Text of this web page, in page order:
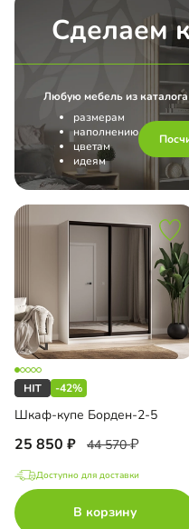
Сделаем
Любую мебель из
размерам
наполнению
цветам
идеям
-42%
Шкаф-купе Борден-2-5
25 850 44 570
Доступно для доставки
В корзину